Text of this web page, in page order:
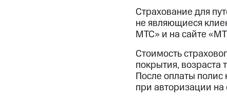
Страхование для
не являющиеся
МТС» и на сайте
Стоимость
покрытия, возраста
После оплаты полис
при авторизации на